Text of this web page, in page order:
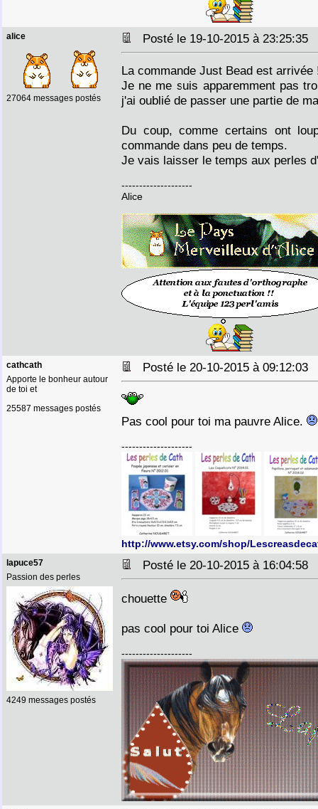
alice
27064 messages postés
Posté le 19-10-2015 à 23:25:35
La commande Just Bead est arrivée
Je ne me suis apparemment pas
j'ai oublié de passer une partie de
Du coup, comme certains ont
commande dans peu de temps.
Je vais laisser le temps aux perles
--------------------
Alice
cathcath
Apporte le bonheur autour
de toi et
25587 messages postés
Posté le 20-10-2015 à 09:12:03
Pas cool pour toi ma pauvre Alice.
--------------------
http://www.etsy.com/shop/
lapuce57
Passion des perles
4249 messages postés
Posté le 20-10-2015 à 16:04:58
chouette
pas cool pour toi Alice
--------------------